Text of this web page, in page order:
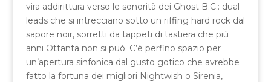
vira addirittura verso le sonorità dei Ghost B.C.: dual
leads che si intrecciano sotto un riffing hard rock dal
sapore noir, sorretti da tappeti di tastiera che più
anni Ottanta non si può. C’è perfino spazio per
un’apertura sinfonica dal gusto gotico che avrebbe
fatto la fortuna dei migliori Nightwish o Sirenia,